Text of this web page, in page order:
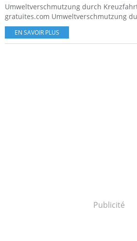
Umweltverschmutzung durch
gratuites.com Umweltverschmutzung
EN SAVOIR PLUS
Publicité